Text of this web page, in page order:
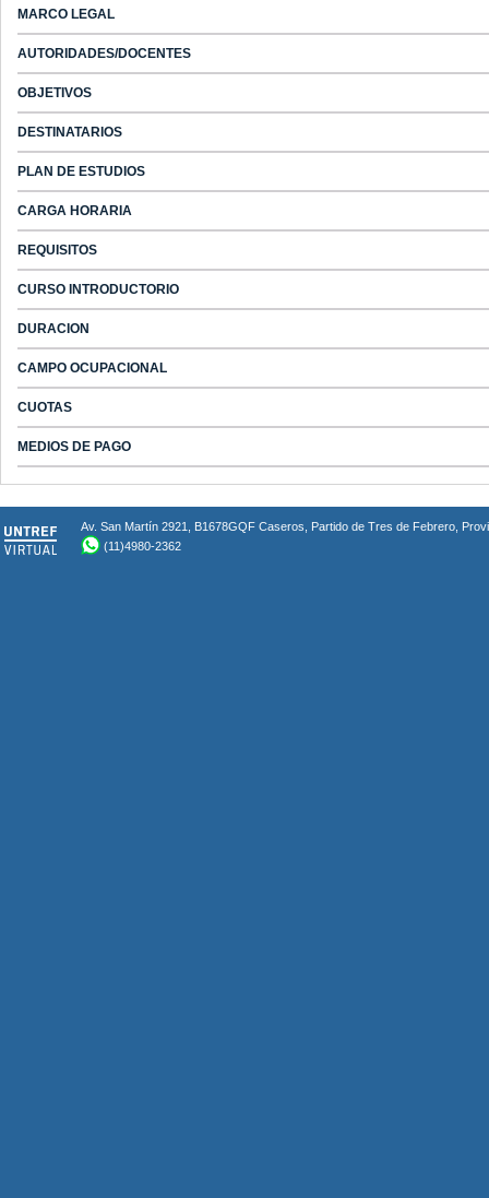
MARCO LEGAL
AUTORIDADES/DOCENTES
OBJETIVOS
DESTINATARIOS
PLAN DE ESTUDIOS
CARGA HORARIA
REQUISITOS
CURSO INTRODUCTORIO
DURACION
CAMPO OCUPACIONAL
CUOTAS
MEDIOS DE PAGO
Av. San Martín 2921, B1678GQF Caseros, Partido de Tres de Febrero,
(11)4980-2362